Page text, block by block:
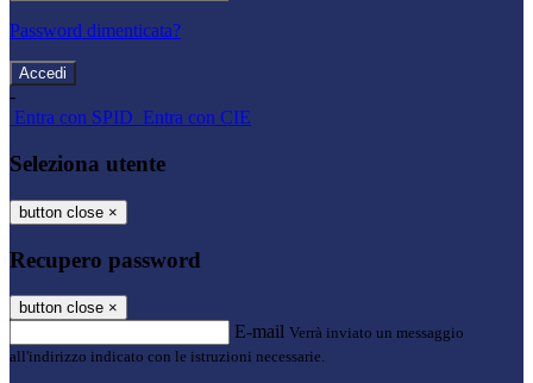
Password dimenticata?
-
Entra con SPID Entra con CIE
Seleziona utente
button close ×
Recupero password
button close ×
E-mail Verrà inviato un messaggio
all'indirizzo indicato con le istruzioni necessarie.